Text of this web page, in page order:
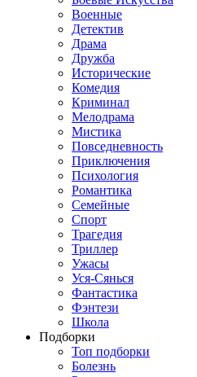
Военные
Детектив
Драма
Дружба
Исторические
Комедия
Криминал
Мелодрама
Мистика
Повседневность
Приключения
Психология
Романтика
Семейные
Спорт
Трагедия
Триллер
Ужасы
Уся-Сянься
Фантастика
Фэнтези
Школа
Подборки
Топ подборки
Болезнь